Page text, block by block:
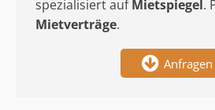
spezialisiert auf Mietspiegel .
Mietverträge.
Anfragen